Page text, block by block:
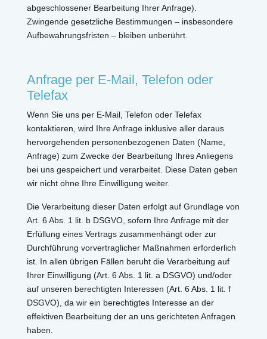
abgeschlossener Bearbeitung Ihrer Anfrage).
Zwingende gesetzliche Bestimmungen – insbesondere
Aufbewahrungsfristen – bleiben unberührt.
Anfrage per E-Mail, Telefon oder
Telefax
Wenn Sie uns per E-Mail, Telefon oder Telefax
kontaktieren, wird Ihre Anfrage inklusive aller daraus
hervorgehenden personenbezogenen Daten (Name,
Anfrage) zum Zwecke der Bearbeitung Ihres Anliegens
bei uns gespeichert und verarbeitet. Diese Daten geben
wir nicht ohne Ihre Einwilligung weiter.
Die Verarbeitung dieser Daten erfolgt auf Grundlage von
Art. 6 Abs. 1 lit. b DSGVO, sofern Ihre Anfrage mit der
Erfüllung eines Vertrags zusammenhängt oder zur
Durchführung vorvertraglicher Maßnahmen erforderlich
ist. In allen übrigen Fällen beruht die Verarbeitung auf
Ihrer Einwilligung (Art. 6 Abs. 1 lit. a DSGVO) und/oder
auf unseren berechtigten Interessen (Art. 6 Abs. 1 lit. f
DSGVO), da wir ein berechtigtes Interesse an der
effektiven Bearbeitung der an uns gerichteten Anfragen
haben.